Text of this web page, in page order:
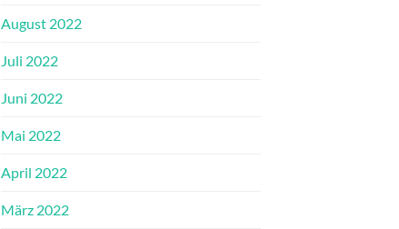
August 2022
Juli 2022
Juni 2022
Mai 2022
April 2022
März 2022